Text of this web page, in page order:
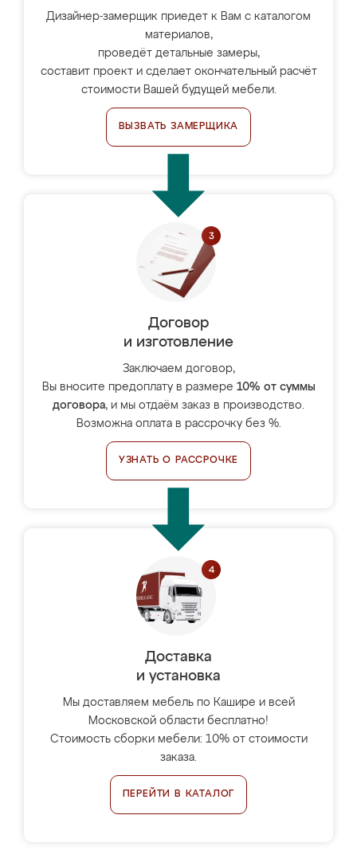
Дизайнер-замерщик приедет к Вам с каталогом
материалов,
проведёт детальные замеры,
составит проект и сделает окончательный расчёт
стоимости Вашей будущей мебели.
ВЫЗВАТЬ ЗАМЕРЩИКА
Договор
и изготовление
Заключаем договор,
Вы вносите предоплату в размере 10% от суммы
договора, и мы отдаём заказ в производство.
Возможна оплата в рассрочку без %.
УЗНАТЬ О РАССРОЧКЕ
Доставка
и установка
Мы доставляем мебель по Кашире и всей
Московской области бесплатно!
Стоимость сборки мебели: 10% от стоимости
заказа.
ПЕРЕЙТИ В КАТАЛОГ